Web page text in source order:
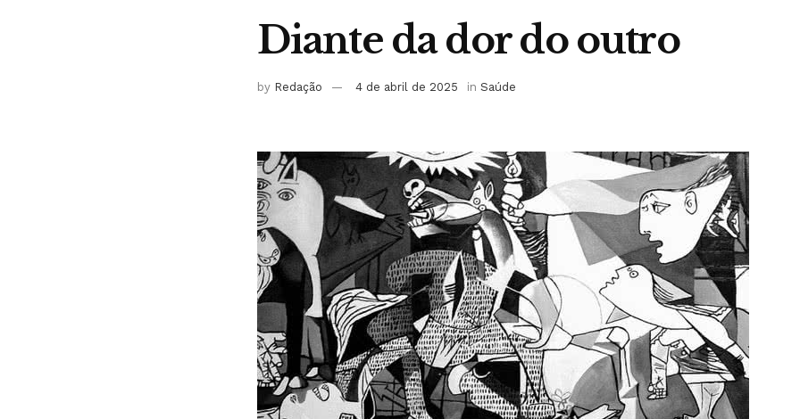
Diante da dor do outro
by Redação 4 de abril de 2025 in Saúde